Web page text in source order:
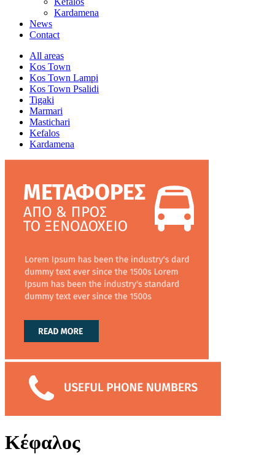
Kardamena
News
Contact
All areas
Kos Town
Kos Town Lampi
Kos Town Psalidi
Tigaki
Marmari
Mastichari
Kefalos
Kardamena
Κέφαλος